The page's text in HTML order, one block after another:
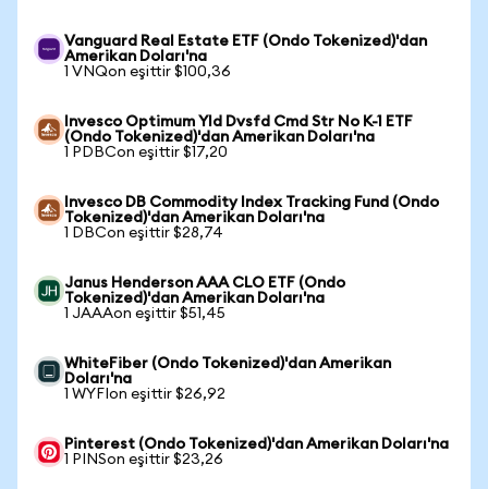
Vanguard Real Estate ETF (Ondo Tokenized)'dan
Amerikan Doları'na
1 VNQon eşittir $100,36
Invesco Optimum Yld Dvsfd Cmd Str No K-1 ETF
(Ondo Tokenized)'dan Amerikan Doları'na
1 PDBCon eşittir $17,20
Invesco DB Commodity Index Tracking Fund (Ondo
Tokenized)'dan Amerikan Doları'na
1 DBCon eşittir $28,74
Janus Henderson AAA CLO ETF (Ondo
Tokenized)'dan Amerikan Doları'na
1 JAAAon eşittir $51,45
WhiteFiber (Ondo Tokenized)'dan Amerikan
Doları'na
1 WYFIon eşittir $26,92
Pinterest (Ondo Tokenized)'dan Amerikan Doları'na
1 PINSon eşittir $23,26